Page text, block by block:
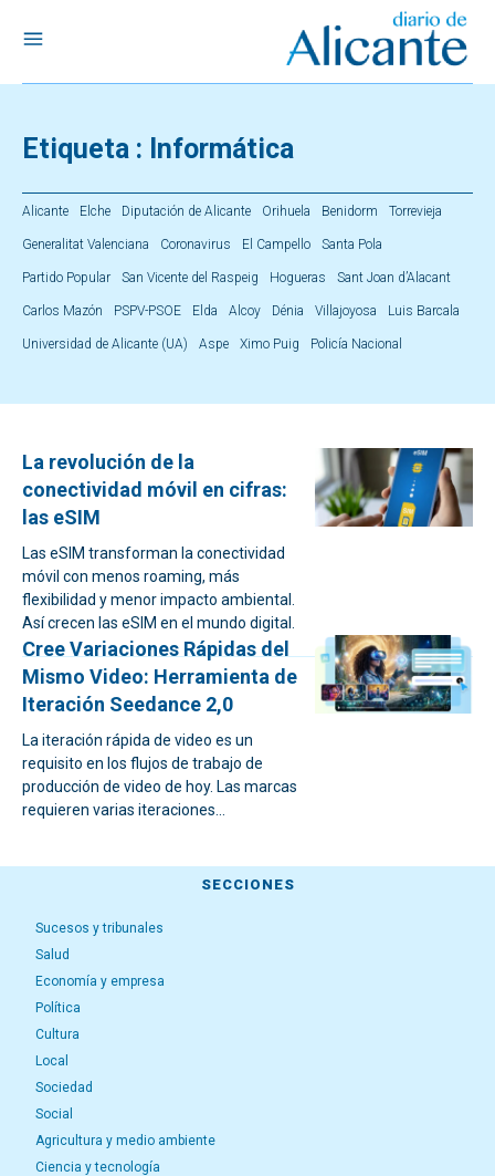
Etiqueta : Informática
Alicante Elche Diputación de Alicante Orihuela Benidorm Torrevieja
Generalitat Valenciana Coronavirus El Campello Santa Pola
Partido Popular San Vicente del Raspeig Hogueras Sant Joan d’Alacant
Carlos Mazón PSPV-PSOE Elda Alcoy Dénia Villajoyosa Luis Barcala
Universidad de Alicante (UA) Aspe Ximo Puig Policía Nacional
La revolución de la
conectividad móvil en cifras:
las eSIM
Las eSIM transforman la conectividad
móvil con menos roaming, más
flexibilidad y menor impacto ambiental.
Así crecen las eSIM en el mundo digital.
Cree Variaciones Rápidas del
Mismo Video: Herramienta de
Iteración Seedance 2,0
La iteración rápida de video es un
requisito en los flujos de trabajo de
producción de video de hoy. Las marcas
requieren varias iteraciones...
SECCIONES
Sucesos y tribunales
Salud
Economía y empresa
Política
Cultura
Local
Sociedad
Social
Agricultura y medio ambiente
Ciencia y tecnología